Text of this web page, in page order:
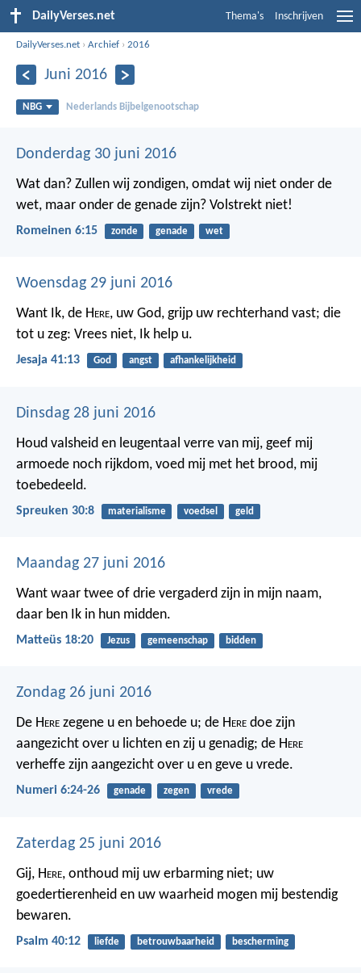
DailyVerses.net Thema's Inschrijven
DailyVerses.net ›Archief ›2016
Juni 2016
NBG Nederlands Bijbelgenootschap
Donderdag 30 juni 2016
Wat dan? Zullen wij zondigen, omdat wij niet onder de
wet, maar onder de genade zijn? Volstrekt niet!
Romeinen 6:15 zonde genade wet
Woensdag 29 juni 2016
Want Ik, de Here, uw God, grijp uw rechterhand vast; die
tot u zeg: Vrees niet, Ik help u.
Jesaja 41:13 God angst afhankelijkheid
Dinsdag 28 juni 2016
Houd valsheid en leugentaal verre van mij, geef mij
armoede noch rijkdom, voed mij met het brood, mij
toebedeeld.
Spreuken 30:8 materialisme voedsel geld
Maandag 27 juni 2016
Want waar twee of drie vergaderd zijn in mijn naam,
daar ben Ik in hun midden.
Matteüs 18:20 Jezus gemeenschap bidden
Zondag 26 juni 2016
De Here zegene u en behoede u; de Here doe zijn
aangezicht over u lichten en zij u genadig; de Here
verheffe zijn aangezicht over u en geve u vrede.
Numeri 6:24-26 genade zegen vrede
Zaterdag 25 juni 2016
Gij, Here, onthoud mij uw erbarming niet; uw
goedertierenheid en uw waarheid mogen mij bestendig
bewaren.
Psalm 40:12 liefde betrouwbaarheid bescherming